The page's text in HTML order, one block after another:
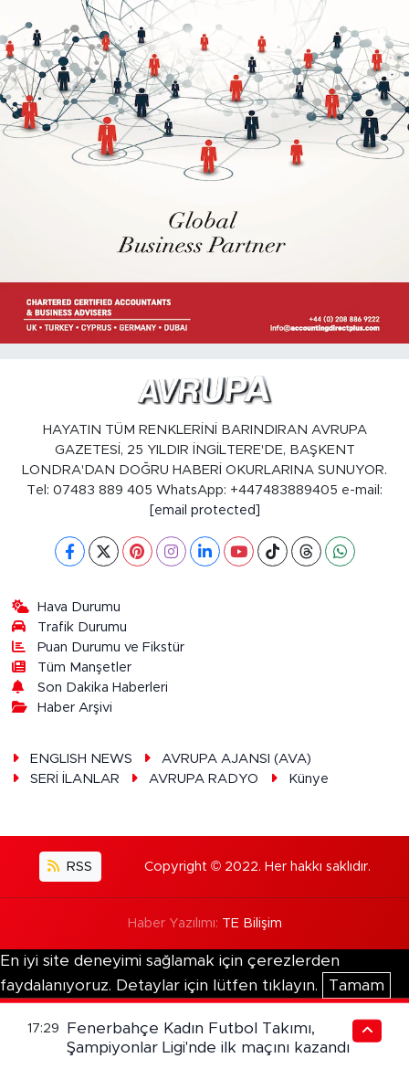
HAYATIN TÜM RENKLERİNİ BARINDIRAN AVRUPA
GAZETESİ, 25 YILDIR İNGİLTERE'DE, BAŞKENT
LONDRA'DAN DOĞRU HABERİ OKURLARINA SUNUYOR.
Tel: 07483 889 405 WhatsApp: +447483889405 e-mail:
[email protected]
Hava Durumu
Trafik Durumu
Puan Durumu ve Fikstür
Tüm Manşetler
Son Dakika Haberleri
Haber Arşivi
ENGLISH NEWS
AVRUPA AJANSI (AVA)
SERİ İLANLAR
AVRUPA RADYO Künye
RSS Copyright © 2022. Her hakkı saklıdır.
Haber Yazılımı: TE Bilişim
En iyi site deneyimi sağlamak için çerezlerden
faydalanıyoruz. Detaylar için lütfen tıklayın.
Tamam
17:29
Fenerbahçe Kadın Futbol Takımı,
Şampiyonlar Ligi'nde ilk maçını kazandı